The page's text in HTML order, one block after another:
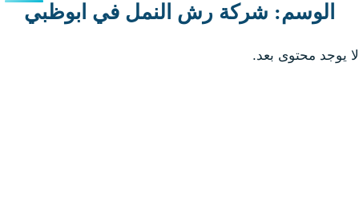
الوسم: شركة رش النمل في ابوظبي
لا يوجد محتوى بعد.